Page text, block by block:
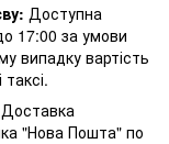
Доступна
17:00 за умови
випадку вартість
Доставка
"Нова Пошта" по